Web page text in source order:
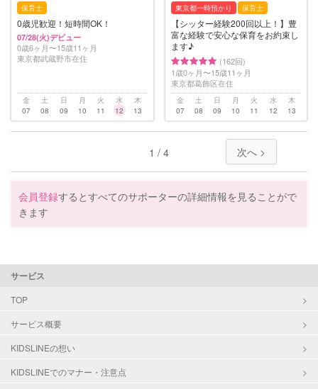
保育士
0歳児歓迎！短時間OK！
07/28(火)デビュー
0歳6ヶ月〜15歳11ヶ月
東京都武蔵野市在住
金
07
土
08
日
09
月
10
火
11
水
12
木
13
東京都一時預かり 保育士
【シッター経験200回以上！】豊
富な経験で安心な保育をお約束し
ます♪
(162回)
1歳0ヶ月〜15歳11ヶ月
東京都葛飾区在住
金
07
土
08
日
09
月
10
火
11
水
12
木
13
1 / 4 次へ >
会員登録するとすべてのサポーターの詳細情報を見ることがで
きます
サービス
TOP
サービス概要
KIDSLINEの想い
KIDSLINEでのマナー・注意点